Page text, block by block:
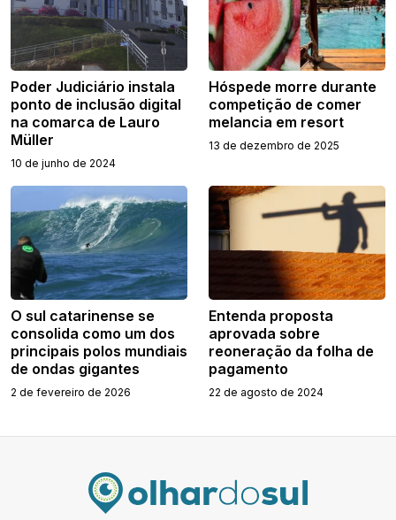
Poder Judiciário instala
ponto de inclusão digital
na comarca de Lauro
Müller
10 de junho de 2024
Hóspede morre durante
competição de comer
melancia em resort
13 de dezembro de 2025
O sul catarinense se
consolida como um dos
principais polos mundiais
de ondas gigantes
2 de fevereiro de 2026
Entenda proposta
aprovada sobre
reoneração da folha de
pagamento
22 de agosto de 2024